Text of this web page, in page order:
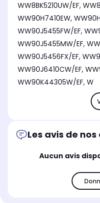
WW8BK5210UW/EF,
WW90H7410EW,
WW90J5455FW/EF,
WW90J5455MW/EF,
WW90J5456FX/EF,
WW90J6410CW/EF,
WW90K44305W/EF, W
Les avis de
Aucun avis